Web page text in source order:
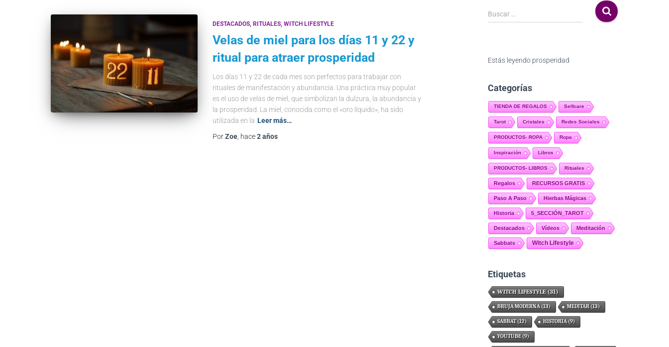
DESTACADOS RITUALES WITCH LIFESTYLE
Velas de miel para los días 11 y 22 y
ritual para atraer prosperidad
Los días 11 y 22 de cada mes son perfectos para trabajar con
rituales de manifestación y abundancia. Una práctica muy popular
es el uso de velas de miel, que simbolizan la dulzura, la abundancia y
la prosperidad. La miel, conocida como el «oro líquido», ha sido
utilizada en la Leer más…
PorZoe , hace2 años
Buscar …
Estás leyendo prosperidad
Categorías
TIENDA DE REGALOS Selfcare
Tarot Cristales Redes Sociales
PRODUCTOS- ROPA Ropa
Inspiración Libros
PRODUCTOS- LIBROS Rituales
Regalos RECURSOS GRATIS
Paso A Paso Hierbas Mágicas
Historia 5_SECCIÓN_TAROT
Destacados Vídeos Meditación
Sabbats Witch Lifestyle
Etiquetas
WITCH LIFESTYLE(31)
BRUJA MODERNA(13) MEDITAR(13)
SABBAT(12) HISTORIA(9)
YOUTUBE(9)